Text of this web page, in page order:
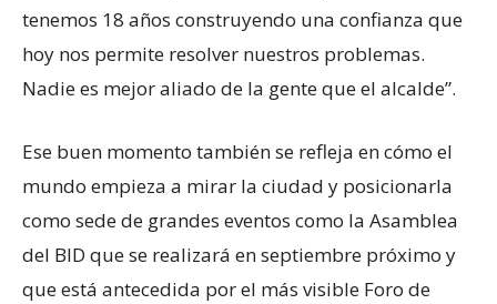
tenemos 18 años construyendo una confianza que
hoy nos permite resolver nuestros problemas.
Nadie es mejor aliado de la gente que el alcalde”.
Ese buen momento también se refleja en cómo el
mundo empieza a mirar la ciudad y posicionarla
como sede de grandes eventos como la Asamblea
del BID que se realizará en septiembre próximo y
que está antecedida por el más visible Foro de